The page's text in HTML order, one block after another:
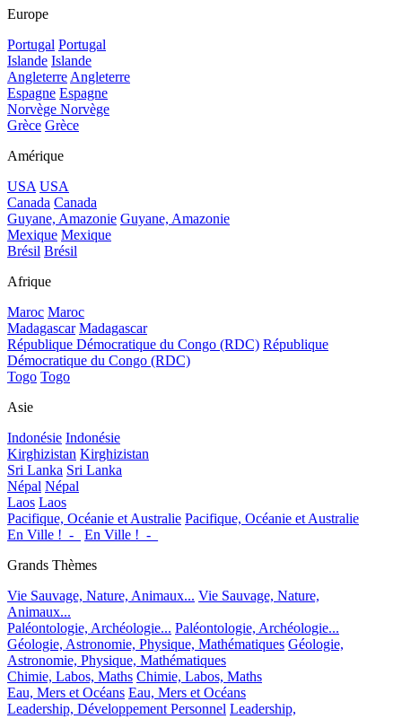
Europe
Portugal Portugal
Islande Islande
Angleterre Angleterre
Espagne Espagne
Norvège Norvège
Grèce Grèce
Amérique
USA USA
Canada Canada
Guyane, Amazonie Guyane, Amazonie
Mexique Mexique
Brésil Brésil
Afrique
Maroc Maroc
Madagascar Madagascar
République Démocratique du Congo (RDC) République
Démocratique du Congo (RDC)
Togo Togo
Asie
Indonésie Indonésie
Kirghizistan Kirghizistan
Sri Lanka Sri Lanka
Népal Népal
Laos Laos
Pacifique, Océanie et Australie Pacifique, Océanie et Australie
En Ville !_-_
En Ville !_-_
Grands Thèmes
Vie Sauvage, Nature, Animaux... Vie Sauvage, Nature,
Animaux...
Paléontologie, Archéologie... Paléontologie, Archéologie...
Géologie, Astronomie, Physique, Mathématiques Géologie,
Astronomie, Physique, Mathématiques
Chimie, Labos, Maths Chimie, Labos, Maths
Eau, Mers et Océans Eau, Mers et Océans
Leadership, Développement Personnel Leadership,